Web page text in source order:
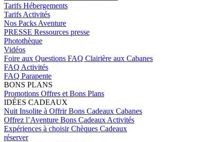
Tarifs Hébergements
Tarifs Activités
Nos Packs Aventure
PRESSE Ressources presse
Photothèque
Vidéos
Foire aux Questions FAQ Clairière aux Cabanes
FAQ Activités
FAQ Parapente
BONS PLANS
Promotions Offres et Bons Plans
IDÉES CADEAUX
Nuit Insolite à OffrirBons Cadeaux Cabanes
Offrez l’Aventure Bons Cadeaux Activités
Expériences à choisirChèques Cadeaux
réserver